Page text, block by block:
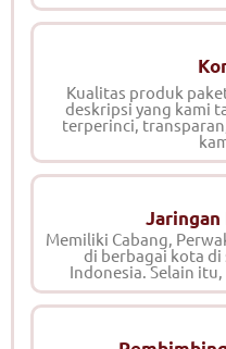
Kualitas produk
deskripsi yang kami
terperinci,
Jaringan
Memiliki Cabang,
di berbagai kota
Indonesia. Selain itu,